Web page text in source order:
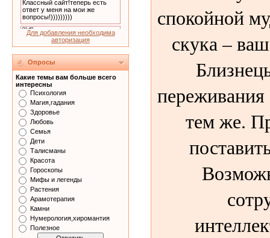
Для добавления необходима
авторизация
Опросы
Какие темы вам больше всего
интересны
Психология
Магия,гадания
Здоровье
Любовь
Семья
Дети
Талисманы
Красота
Гороскопы
Мифы и легенды
Растения
Арамотерапия
Камни
Нумерология,хиромантия
Полезное
спокойной
скука –
тем же.